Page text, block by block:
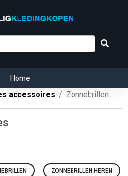
Home
accessoires Zonnebrillen
ZONNEBRILLEN HEREN